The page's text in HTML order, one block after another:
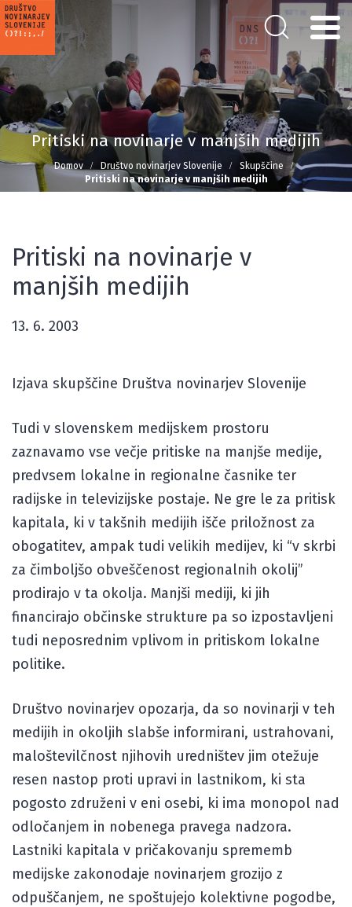
Pritiski na novinarje v manjših medijih
Domov Društvo novinarjev Slovenije
Skupščine
Pritiski na novinarje v manjših medijih
Pritiski na novinarje v
manjših medijih
13. 6. 2003
Izjava skupščine Društva novinarjev Slovenije
Tudi v slovenskem medijskem prostoru
zaznavamo vse večje pritiske na manjše medije,
predvsem lokalne in regionalne časnike ter
radijske in televizijske postaje. Ne gre le za pritisk
kapitala, ki v takšnih medijih išče priložnost za
obogatitev, ampak tudi velikih medijev, ki “v skrbi
za čimboljšo obveščenost regionalnih okolij”
prodirajo v ta okolja. Manjši mediji, ki jih
financirajo občinske strukture pa so izpostavljeni
tudi neposrednim vplivom in pritiskom lokalne
politike.
Društvo novinarjev opozarja, da so novinarji v teh
medijih in okoljih slabše informirani, ustrahovani,
maloštevilčnost njihovih uredništev jim otežuje
resen nastop proti upravi in lastnikom, ki sta
pogosto združeni v eni osebi, ki ima monopol nad
odločanjem in nobenega pravega nadzora.
Lastniki kapitala v pričakovanju sprememb
medijske zakonodaje novinarjem grozijo z
odpuščanjem, ne spoštujejo kolektivne pogodbe,